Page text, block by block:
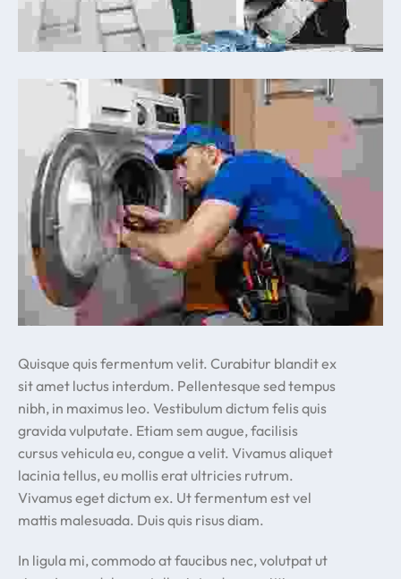
Quisque quis fermentum velit. Curabitur blandit ex
sit amet luctus interdum. Pellentesque sed tempus
nibh, in maximus leo. Vestibulum dictum felis quis
gravida vulputate. Etiam sem augue, facilisis
cursus vehicula eu, congue a velit. Vivamus aliquet
lacinia tellus, eu mollis erat ultricies rutrum.
Vivamus eget dictum ex. Ut fermentum est vel
mattis malesuada. Duis quis risus diam.
In ligula mi, commodo at faucibus nec, volutpat ut